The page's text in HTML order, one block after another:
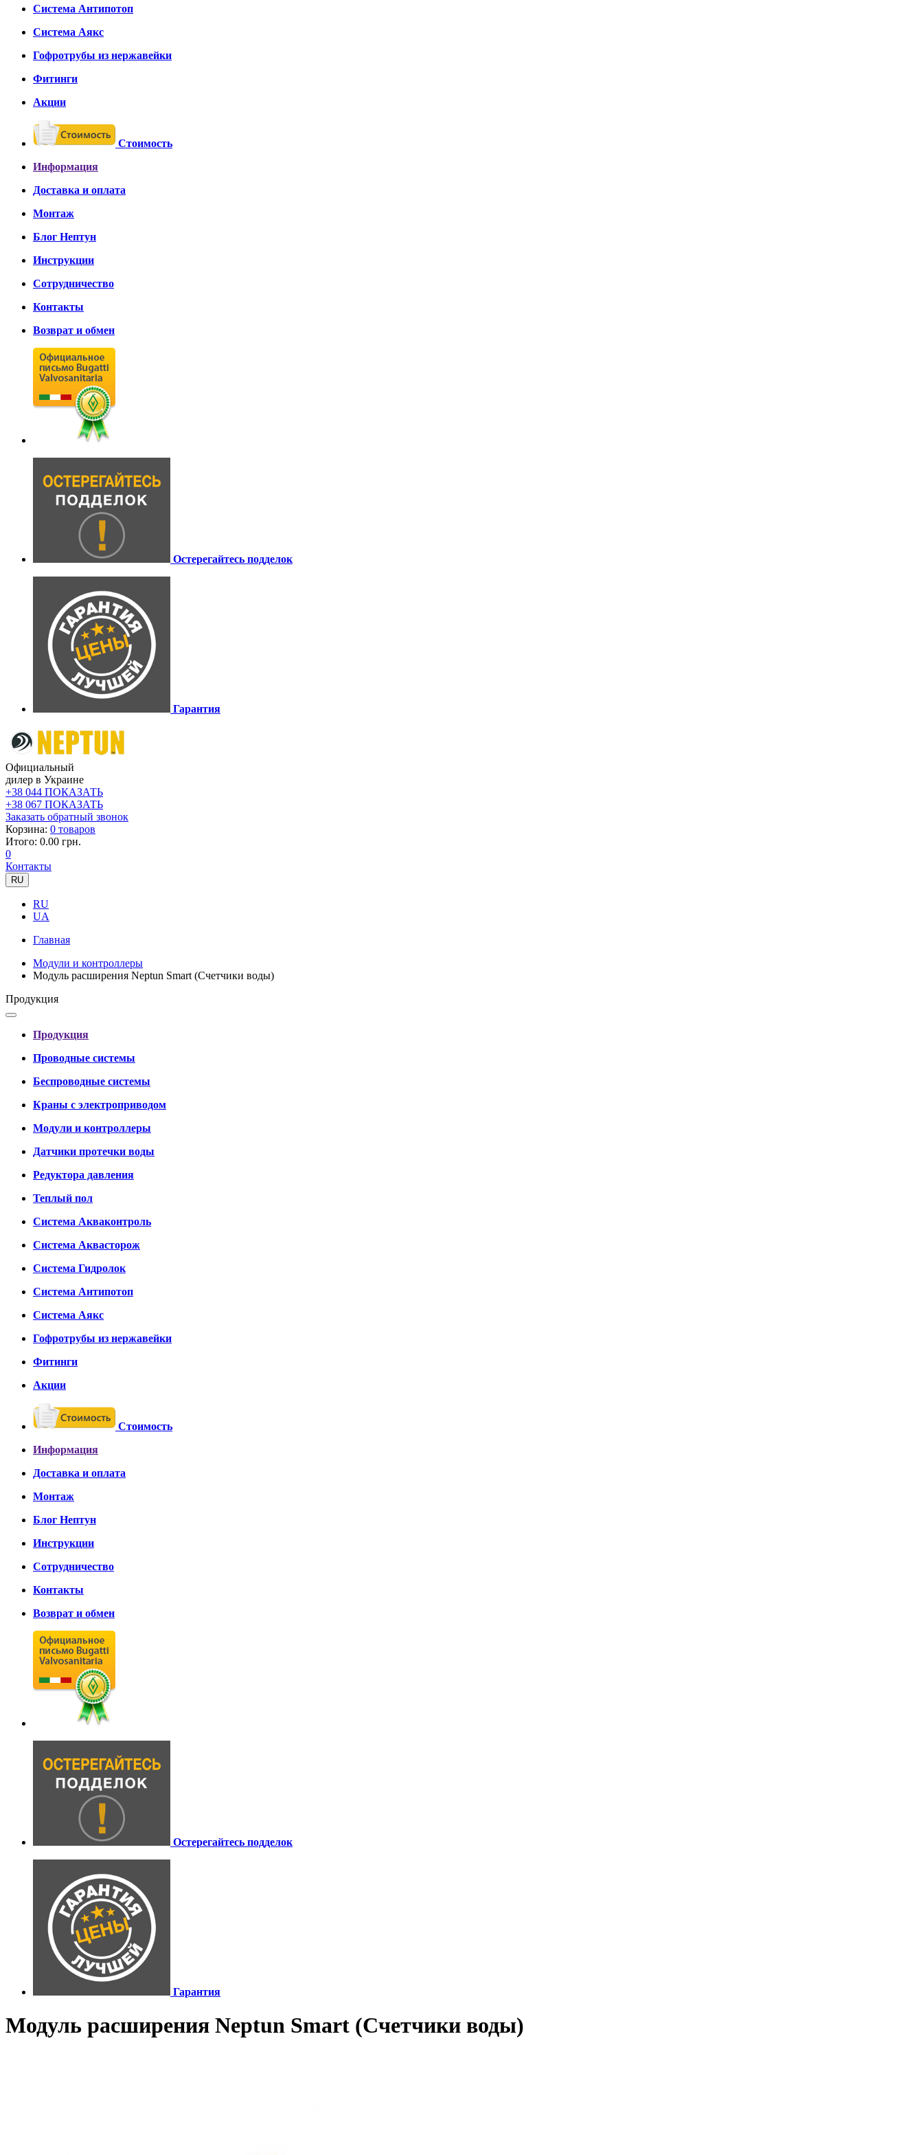
Система Антипотоп
Система Аякс
Гофротрубы из нержавейки
Фитинги
Акции
Стоимость
Информация
Доставка и оплата
Монтаж
Блог Нептун
Инструкции
Сотрудничество
Контакты
Возврат и обмен
Остерегайтесь подделок
Гарантия
Официальный
дилер в Украине
+38 044 ПОКАЗАТЬ
+38 067 ПОКАЗАТЬ
Заказать обратный звонок
Корзина: 0 товаров
Итого: 0.00 грн.
0
Контакты
RU
RU
UA
Главная
Модули и контроллеры
Модуль расширения Neptun Smart (Счетчики воды)
Продукция
Продукция
Проводные системы
Беспроводные системы
Краны с электроприводом
Модули и контроллеры
Датчики протечки воды
Редуктора давления
Теплый пол
Система Акваконтроль
Система Аквасторож
Система Гидролок
Система Антипотоп
Система Аякс
Гофротрубы из нержавейки
Фитинги
Акции
Стоимость
Информация
Доставка и оплата
Монтаж
Блог Нептун
Инструкции
Сотрудничество
Контакты
Возврат и обмен
Остерегайтесь подделок
Гарантия
Модуль расширения Neptun Smart (Счетчики воды)